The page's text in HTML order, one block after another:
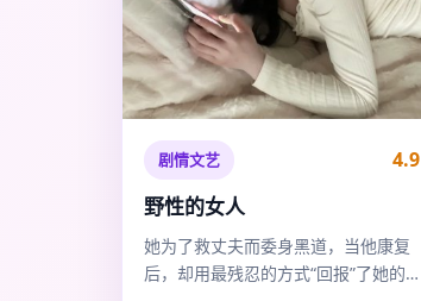
剧情文艺 4.9
野性的女人
她为了救丈夫而委身黑道，当他康复
后，却用最残忍的方式“回报”了她的